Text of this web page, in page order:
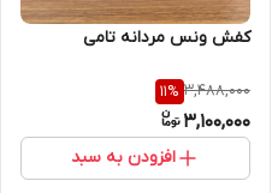
کفش ونس مردانه تامی
3,488,000
11%
3,100,000
افزودن به سبد